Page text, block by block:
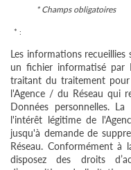
* Champs obligatoires
* :
Les informations
un fichier informatisé par
traitant du traitement
l'Agence / du Réseau qui
Données personnelles.
l'intérêt légitime de
jusqu'à demande de
Réseau. Conformément
disposez des droits